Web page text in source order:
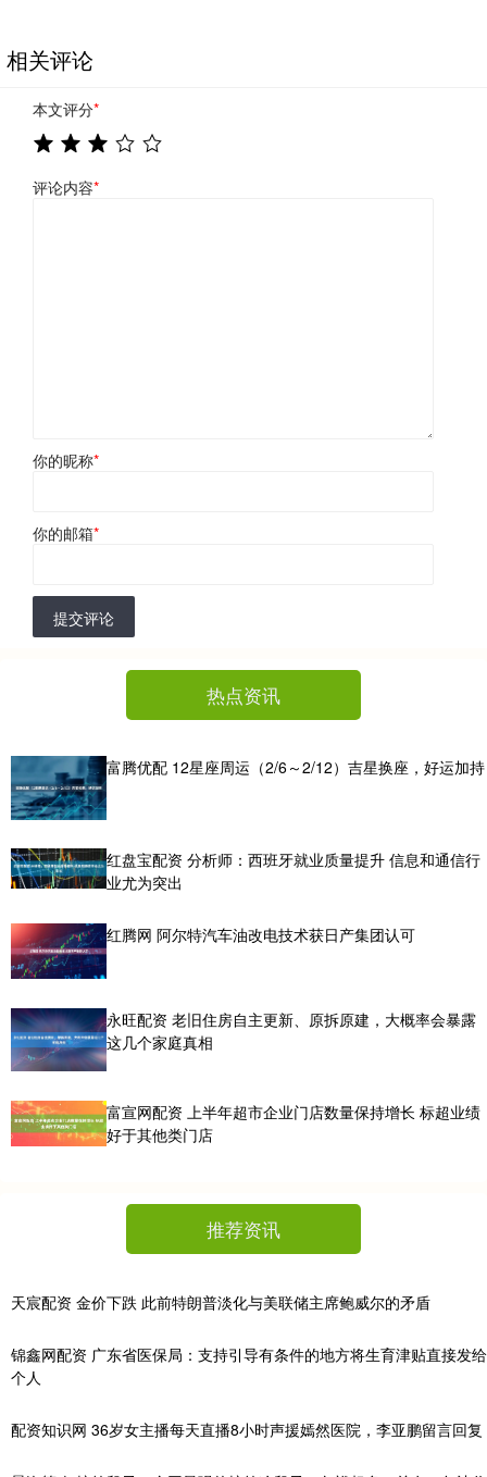
相关评论
本文评分*
评论内容*
你的昵称*
你的邮箱*
提交评论
热点资讯
富腾优配 12星座周运（2/6～2/12）吉星换座，好运加持
红盘宝配资 分析师：西班牙就业质量提升 信息和通信行
业尤为突出
红腾网 阿尔特汽车油改电技术获日产集团认可
永旺配资 老旧住房自主更新、原拆原建，大概率会暴露
这几个家庭真相
富宣网配资 上半年超市企业门店数量保持增长 标超业绩
好于其他类门店
推荐资讯
天宸配资 金价下跌 此前特朗普淡化与美联储主席鲍威尔的矛盾
锦鑫网配资 广东省医保局：支持引导有条件的地方将生育津贴直接发给
个人
配资知识网 36岁女主播每天直播8小时声援嫣然医院，李亚鹏留言回复